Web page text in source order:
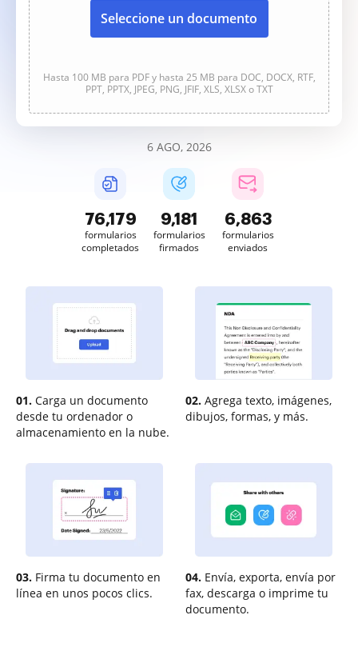
Seleccione un documento
Hasta 100 MB para PDF y hasta 25 MB para DOC, DOCX, RTF,
PPT, PPTX, JPEG, PNG, JFIF, XLS, XLSX o TXT
6 AGO, 2026
76,179
formularios
completados
9,181
formularios
firmados
6,863
formularios
enviados
01. Carga un documento
desde tu ordenador o
almacenamiento en la nube.
02. Agrega texto, imágenes,
dibujos, formas, y más.
03. Firma tu documento en
línea en unos pocos clics.
04. Envía, exporta, envía por
fax, descarga o imprime tu
documento.